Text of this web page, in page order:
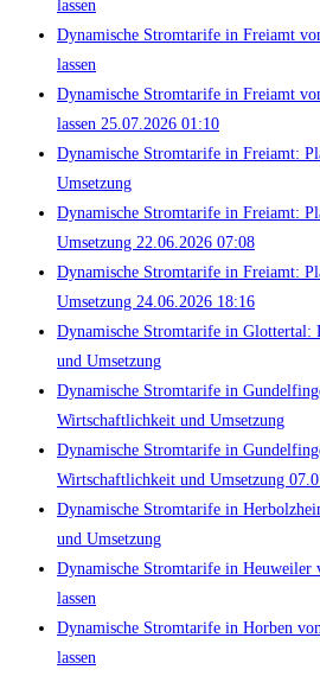
lassen
Dynamische Stromtarife in Freiamt
lassen
Dynamische Stromtarife in Freiamt
lassen 25.07.2026 01:10
Dynamische Stromtarife in Freiamt:
Umsetzung
Dynamische Stromtarife in Freiamt:
Umsetzung 22.06.2026 07:08
Dynamische Stromtarife in Freiamt:
Umsetzung 24.06.2026 18:16
Dynamische Stromtarife in Glottertal:
und Umsetzung
Dynamische Stromtarife in
Wirtschaftlichkeit und Umsetzung
Dynamische Stromtarife in
Wirtschaftlichkeit und Umsetzung
Dynamische Stromtarife in
und Umsetzung
Dynamische Stromtarife in Heuweiler
lassen
Dynamische Stromtarife in Horben
lassen